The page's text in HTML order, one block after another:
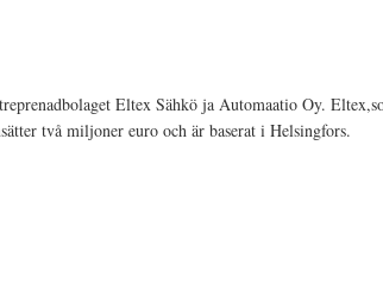
Eltex Sähkö ja Automaatio Oy.
två miljoner euro och är baserat i Helsingfors.